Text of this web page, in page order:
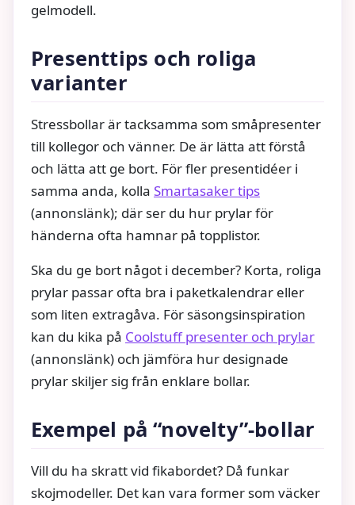
gelmodell.
Presenttips och roliga
varianter
Stressbollar är tacksamma som småpresenter
till kollegor och vänner. De är lätta att förstå
och lätta att ge bort. För fler presentidéer i
samma anda, kolla Smartasaker tips
(annonslänk); där ser du hur prylar för
händerna ofta hamnar på topplistor.
Ska du ge bort något i december? Korta, roliga
prylar passar ofta bra i paketkalendrar eller
som liten extragåva. För säsongsinspiration
kan du kika på Coolstuff presenter och prylar
(annonslänk) och jämföra hur designade
prylar skiljer sig från enklare bollar.
Exempel på “novelty”-bollar
Vill du ha skratt vid fikabordet? Då funkar
skojmodeller. Det kan vara former som väcker